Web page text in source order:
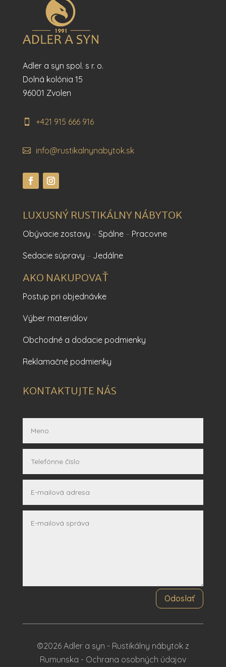
Adler a syn spol. s r. o.
Dolná kolónia 15
96001 Zvolen
+421 915 666 916
info@rustikalnynabytok.sk
LUXUSNÝ RUSTIKÁLNY NÁBYTOK
Obývacie zostavy – Spálne– Pracovne
Sedacie súpravy – Jedálne
AKO NAKUPOVAŤ
Postup pri objednávke
Výber materiálov
Obchodné a dodacie podmienky
Reklamačné podmienky
KONTAKTUJTE NÁS
Odoslať
©2026 Adler a syn - Rustikálny nábytok z
Rumunska - Ochrana osobných údajov